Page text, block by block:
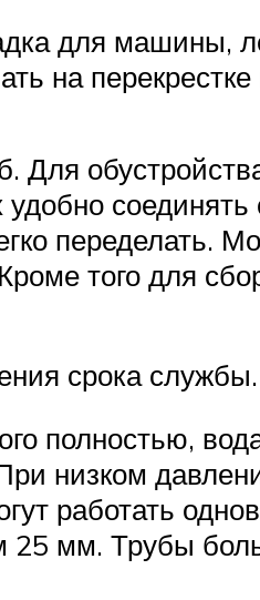
для машины,
на
Для
переделать.
того для
срока службы.
полностью,
низком
работать
мм. Трубы